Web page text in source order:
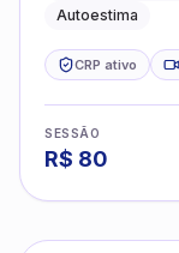
Autoestima
CRP ativo
SESSÃO
R$ 80